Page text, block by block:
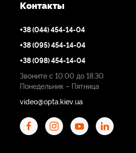
Контакты
+38 (044) 454-14-04
+38 (095) 454-14-04
+38 (098) 454-14-04
Звоните с 10:00 до 18:30
Понедельник – Пятница
video@opta.kiev.ua